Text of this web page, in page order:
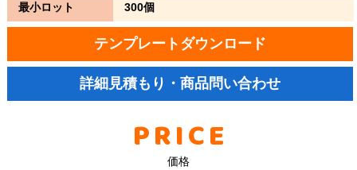
最小ロット 300個
テンプレートダウンロード
詳細見積もり・商品問い合わせ
PRICE
価格